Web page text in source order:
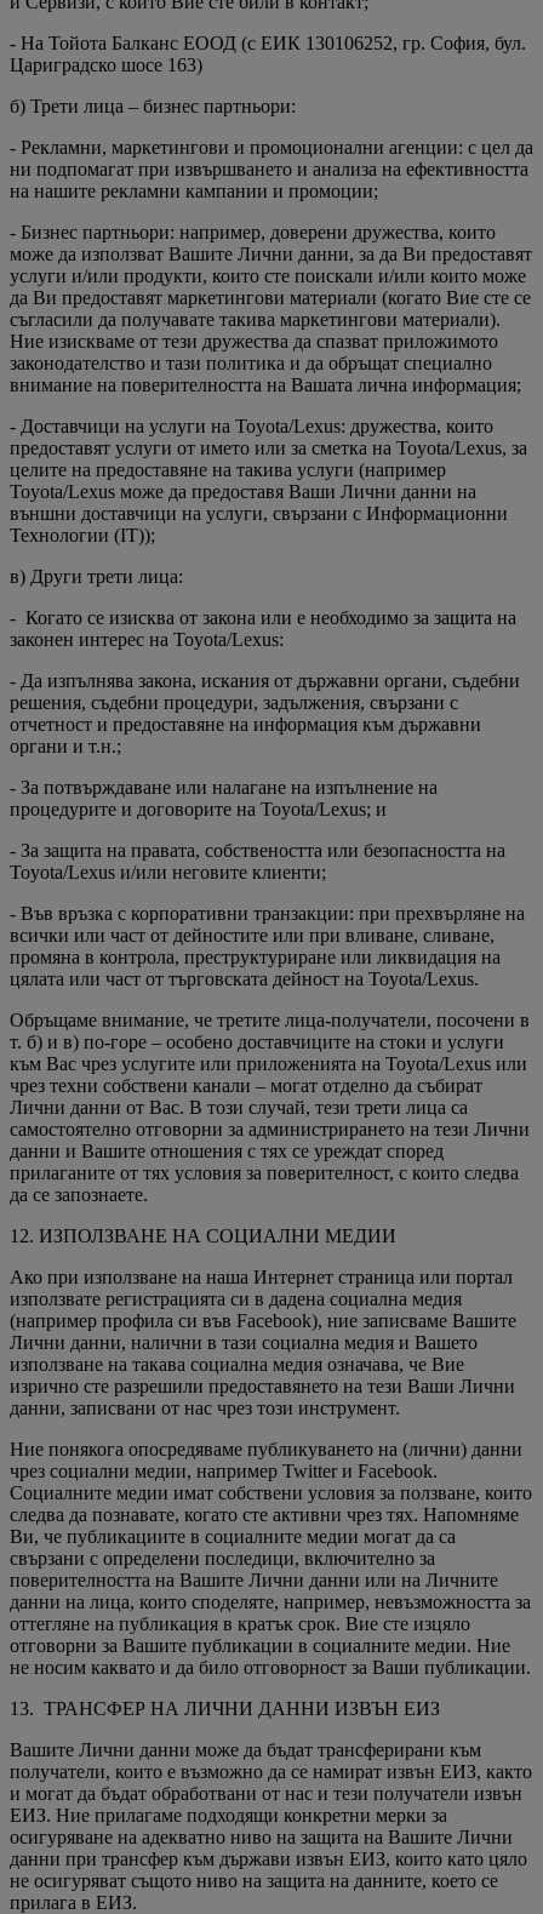
- На Тойота Балканс ЕООД (с ЕИК 130106252, гр. София, бул.
Цариградско шосе 163)
б) Трети лица – бизнес партньори:
- Рекламни, маркетингови и промоционални агенции: с цел да
ни подпомагат при извършването и анализа на ефективността
на нашите рекламни кампании и промоции;
- Бизнес партньори: например, доверени дружества, които
може да използват Вашите Лични данни, за да Ви предоставят
услуги и/или продукти, които сте поискали и/или които може
да Ви предоставят маркетингови материали (когато Вие сте се
съгласили да получавате такива маркетингови материали).
Ние изискваме от тези дружества да спазват приложимото
законодателство и тази политика и да обръщат специално
внимание на поверителността на Вашата лична информация;
- Доставчици на услуги на Toyota/Lexus: дружества, които
предоставят услуги от името или за сметка на Toyota/Lexus, за
целите на предоставяне на такива услуги (например
Toyota/Lexus може да предоставя Ваши Лични данни на
външни доставчици на услуги, свързани с Информационни
Технологии (IT));
в) Други трети лица:
- Когато се изисква от закона или е необходимо за защита на
законен интерес на Toyota/Lexus:
- Да изпълнява закона, искания от държавни органи, съдебни
решения, съдебни процедури, задължения, свързани с
отчетност и предоставяне на информация към държавни
органи и т.н.;
- За потвърждаване или налагане на изпълнение на
процедурите и договорите на Toyota/Lexus; и
- За защита на правата, собствеността или безопасността на
Toyota/Lexus и/или неговите клиенти;
- Във връзка с корпоративни транзакции: при прехвърляне на
всички или част от дейностите или при вливане, сливане,
промяна в контрола, преструктуриране или ликвидация на
цялата или част от търговската дейност на Toyota/Lexus.
Обръщаме внимание, че третите лица-получатели, посочени в
т. б) и в) по-горе – особено доставчиците на стоки и услуги
към Вас чрез услугите или приложенията на Toyota/Lexus или
чрез техни собствени канали – могат отделно да събират
Лични данни от Вас. В този случай, тези трети лица са
самостоятелно отговорни за администрирането на тези Лични
данни и Вашите отношения с тях се уреждат според
прилаганите от тях условия за поверителност, с които следва
да се запознаете.
12. ИЗПОЛЗВАНЕ НА СОЦИАЛНИ МЕДИИ
Ако при използване на наша Интернет страница или портал
използвате регистрацията си в дадена социална медия
(например профила си във Facebook), ние записваме Вашите
Лични данни, налични в тази социална медия и Вашето
използване на такава социална медия означава, че Вие
изрично сте разрешили предоставянето на тези Ваши Лични
данни, записвани от нас чрез този инструмент.
Ние понякога опосредяваме публикуването на (лични) данни
чрез социални медии, например Twitter и Facebook.
Социалните медии имат собствени условия за ползване, които
следва да познавате, когато сте активни чрез тях. Напомняме
Ви, че публикациите в социалните медии могат да са
свързани с определени последици, включително за
поверителността на Вашите Лични данни или на Личните
данни на лица, които споделяте, например, невъзможността за
оттегляне на публикация в кратък срок. Вие сте изцяло
отговорни за Вашите публикации в социалните медии. Ние
не носим каквато и да било отговорност за Ваши публикации.
13. ТРАНСФЕР НА ЛИЧНИ ДАННИ ИЗВЪН ЕИЗ
Вашите Лични данни може да бъдат трансферирани към
получатели, които е възможно да се намират извън ЕИЗ, както
и могат да бъдат обработвани от нас и тези получатели извън
ЕИЗ. Ние прилагаме подходящи конкретни мерки за
осигуряване на адекватно ниво на защита на Вашите Лични
данни при трансфер към държави извън ЕИЗ, които като цяло
не осигуряват същото ниво на защита на данните, което се
прилага в ЕИЗ.